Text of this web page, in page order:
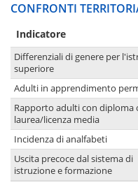
CONFRONTI
Indicatore
Differenziali di genere per
superiore
Adulti in apprendimento
Rapporto adulti con diploma
laurea/licenza media
Incidenza di analfabeti
Uscita precoce dal sistema di
istruzione e formazione